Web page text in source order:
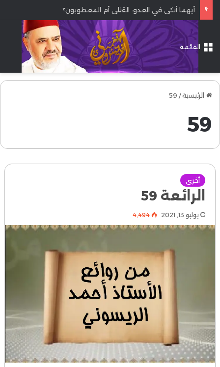
أيهما أنكى في العدو: القتلى أم المعطوبون؟
القائمة
الرئيسية/
59
59
أخرى
الرائعة 59
يوليو 13, 2021 4٬494